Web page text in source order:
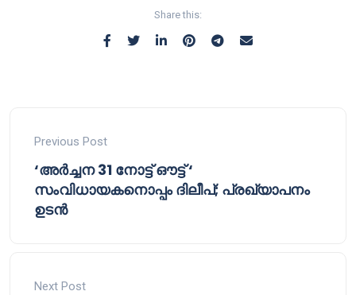
Share this:
Previous Post
‘അർച്ചന 31 നോട്ട് ഔട്ട് ‘
സംവിധായകനൊപ്പം ദിലീപ്; പ്രഖ്യാപനം
ഉടൻ
Next Post